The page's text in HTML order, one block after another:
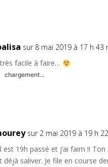
sur 8 mai 2019 à 17 h 43
facile à faire…
chargement…
sur 2 mai 2019 à 19 h
est 19h passé et j’ai faim !! Ton
déjà saliver. Je file en course